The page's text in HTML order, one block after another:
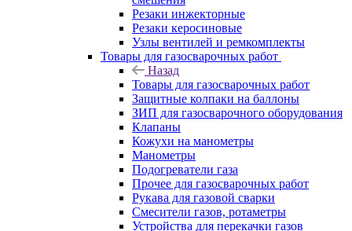
Резаки инжекторные
Резаки керосиновые
Узлы вентилей и ремкомплекты
Товары для газосварочных работ
Назад
Товары для газосварочных работ
Защитные колпаки на баллоны
ЗИП для газосварочного оборудования
Клапаны
Кожухи на манометры
Манометры
Подогреватели газа
Прочее для газосварочных работ
Рукава для газовой сварки
Смесители газов, ротаметры
Устройства для перекачки газов